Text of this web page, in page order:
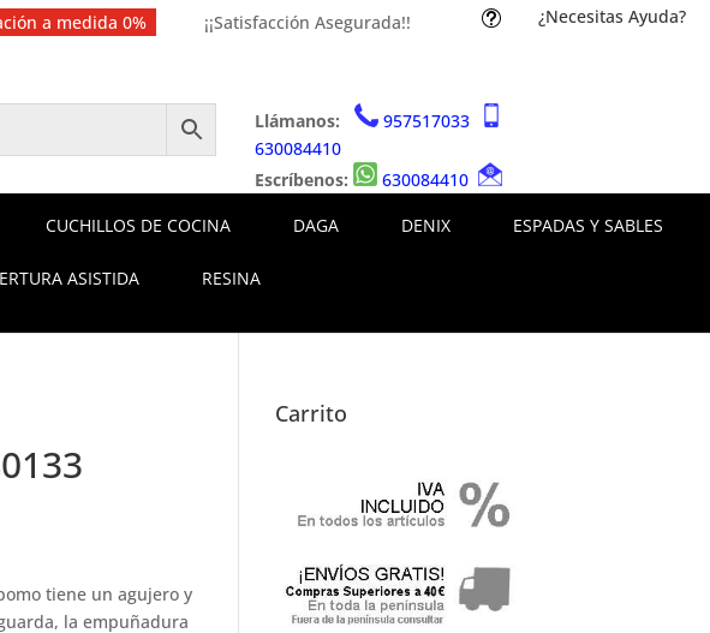
a medida 0% ¡¡Satisfacción Asegurada!! t ¿Necesitas Ayuda?
Llámanos:
957517033
630084410
Escríbenos:
630084410
CUCHILLOS DE COCINA DAGA DENIX ESPADAS Y SABLES
ASISTIDA RESINA
tiene un agujero y
la empuñadura
Carrito